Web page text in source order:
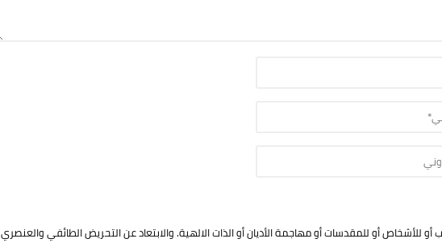
أو للأشخاص أو للمقدسات أو مهاجمة الأديان أو الذات الالهية. والابتعاد عن التحريض الطائفي والعنصري